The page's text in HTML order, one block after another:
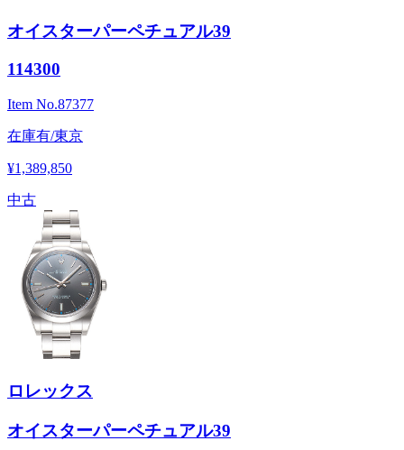
オイスターパーペチュアル39
114300
Item No.87377
在庫有/東京
¥1,389,850
中古
ロレックス
オイスターパーペチュアル39